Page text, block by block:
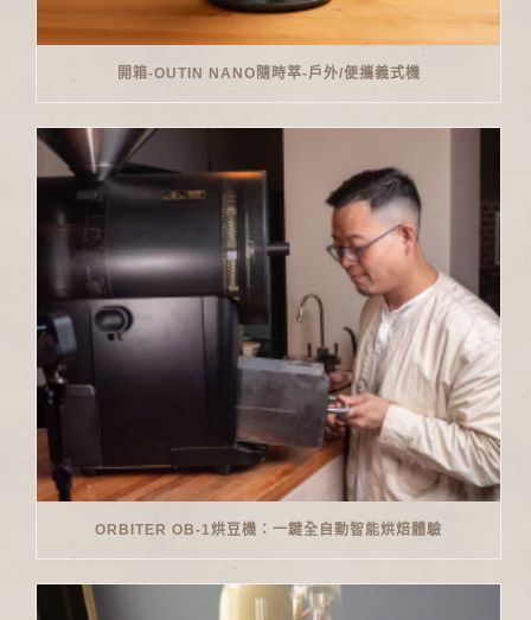
開箱-OUTIN NANO隨時萃-戶外/便攜義式機
ORBITER OB-1烘豆機：一鍵全自動智能烘焙體驗